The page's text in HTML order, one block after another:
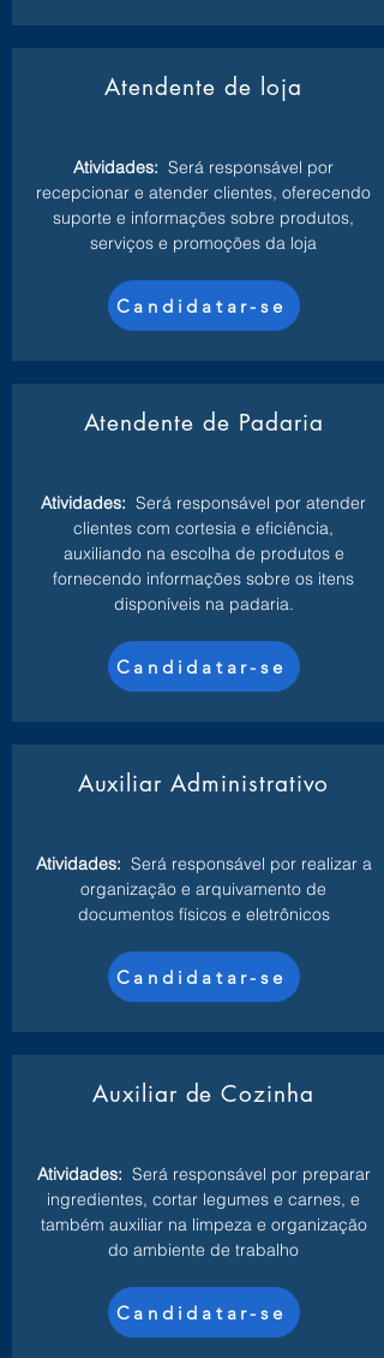
Atendente de loja
Atividades: Será responsável por
recepcionar e atender clientes, oferecendo
suporte e informações sobre produtos,
serviços e promoções da loja
Candidatar-se
Atendente de Padaria
Atividades: Será responsável por atender
clientes com cortesia e eficiência,
auxiliando na escolha de produtos e
fornecendo informações sobre os itens
disponíveis na padaria.
Candidatar-se
Auxiliar Administrativo
Atividades: Será responsável por realizar a
organização e arquivamento de
documentos físicos e eletrônicos
Candidatar-se
Auxiliar de Cozinha
Atividades: Será responsável por preparar
ingredientes, cortar legumes e carnes, e
também auxiliar na limpeza e organização
do ambiente de trabalho
Candidatar-se